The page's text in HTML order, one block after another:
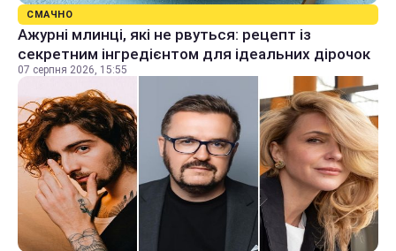
СМАЧНО
Ажурні млинці, які не рвуться: рецепт із
секретним інгредієнтом для ідеальних дірочок
07 серпня 2026, 15:55